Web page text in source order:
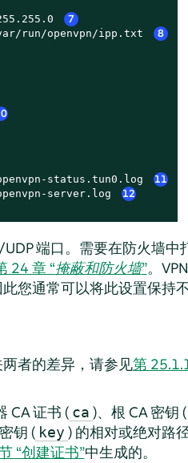
7
run/openvpn/ipp.txt 8
status.tun0.log
11
server.log 12
UDP 端口。需要在防火墙中
24 章 “掩蔽和防火墙”。
您通常可以将此设置保持
者的差异，请参见第
CA 证书 ( ca )、根 CA 密钥 (
钥 ( key ) 的相对或绝对路
“创建证书”中生成的。